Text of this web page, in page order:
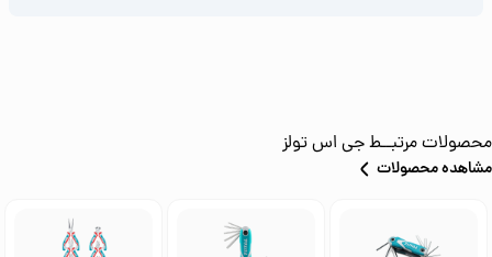
محصولات مرتبــطجی اس تولز
مشاهده محصولات